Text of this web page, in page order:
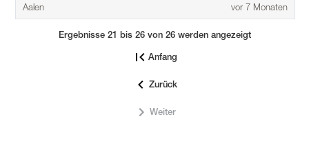
Aalen
vor 7 Monaten
Ergebnisse 21 bis 26 von 26 werden angezeigt
Anfang
Zurück
Weiter